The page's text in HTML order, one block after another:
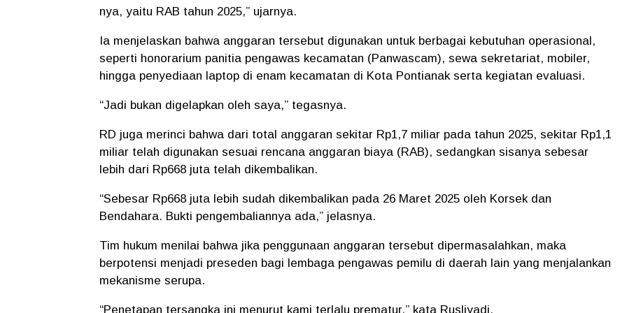
nya, yaitu RAB tahun 2025,” ujarnya.
Ia menjelaskan bahwa anggaran tersebut digunakan untuk berbagai kebutuhan operasional,
seperti honorarium panitia pengawas kecamatan (Panwascam), sewa sekretariat, mobiler,
hingga penyediaan laptop di enam kecamatan di Kota Pontianak serta kegiatan evaluasi.
“Jadi bukan digelapkan oleh saya,” tegasnya.
RD juga merinci bahwa dari total anggaran sekitar Rp1,7 miliar pada tahun 2025, sekitar Rp1,1
miliar telah digunakan sesuai rencana anggaran biaya (RAB), sedangkan sisanya sebesar
lebih dari Rp668 juta telah dikembalikan.
“Sebesar Rp668 juta lebih sudah dikembalikan pada 26 Maret 2025 oleh Korsek dan
Bendahara. Bukti pengembaliannya ada,” jelasnya.
Tim hukum menilai bahwa jika penggunaan anggaran tersebut dipermasalahkan, maka
berpotensi menjadi preseden bagi lembaga pengawas pemilu di daerah lain yang menjalankan
mekanisme serupa.
“Penetapan tersangka ini menurut kami terlalu prematur,” kata Rusliyadi.